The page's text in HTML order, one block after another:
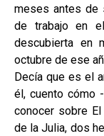
meses antes de
de trabajo en
descubierta en
octubre de ese
Decía que es el
él, cuento cómo
conocer sobre
de la Julia, dos